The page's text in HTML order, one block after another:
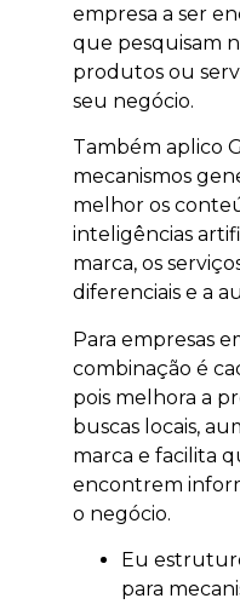
empresa a ser
que pesquisam
produtos ou
seu negócio.
Também aplico
mecanismos
melhor os
inteligências
marca, os
diferenciais e a
Para empresas
combinação é
pois melhora a
buscas locais,
marca e facilita
encontrem
o negócio.
Eu
para